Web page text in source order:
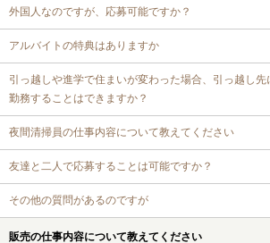
外国人なのですが、応募可能ですか？
アルバイトの特典はありますか
引っ越しや進学で住まいが変わった場合、引っ越し
勤務することはできますか？
夜間清掃員の仕事内容について教えてください
友達と二人で応募することは可能ですか？
その他の質問があるのですが
販売の仕事内容について教えてください